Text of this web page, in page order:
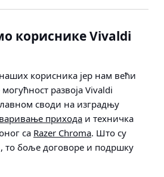
кориснике Vivaldi
корисника јер нам већи
развоја Vivaldi
своди на изградњу
прихода и техничка
са Razer Chroma. Што су
то боље договоре и подршку